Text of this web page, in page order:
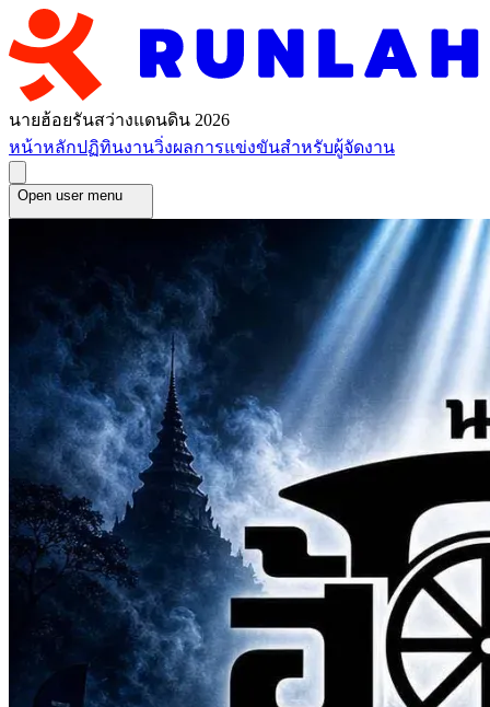
นายฮ้อยรันสว่างแดนดิน 2026
หน้าหลักปฏิทินงานวิ่งผลการแข่งขันสำหรับผู้จัดงาน
Open user menu